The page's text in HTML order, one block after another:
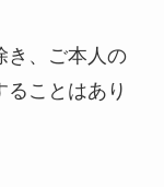
き、ご本人の
ることはあり